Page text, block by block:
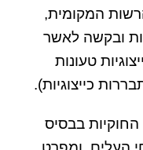
המקומית,
ובקשה לאשר
טעונות
כייצוגיות).
בבסיס